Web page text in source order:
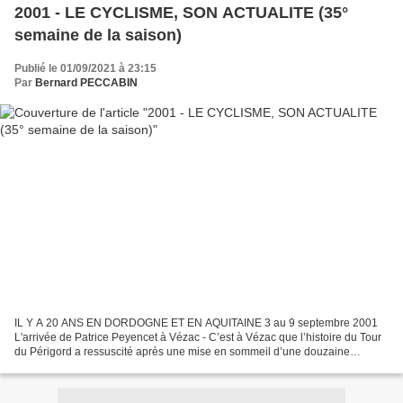
2001 - LE CYCLISME, SON ACTUALITE (35°
semaine de la saison)
Publié le 01/09/2021 à 23:15
Par Bernard PECCABIN
IL Y A 20 ANS EN DORDOGNE ET EN AQUITAINE 3 au 9 septembre 2001
L'arrivée de Patrice Peyencet à Vézac - C’est à Vézac que l’histoire du Tour
du Périgord a ressuscité après une mise en sommeil d’une douzaine